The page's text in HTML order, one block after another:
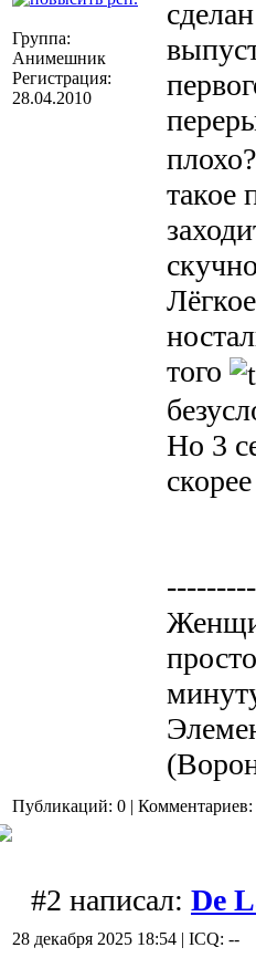
Группа:
Анимешник
Регистрация:
28.04.2010
такое
того
Но 3
Публикаций: 0 | Комментариев:
#2 написал: De
28 декабря 2025 18:54 | ICQ: --